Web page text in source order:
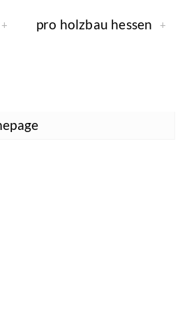
pro holzbau hessen